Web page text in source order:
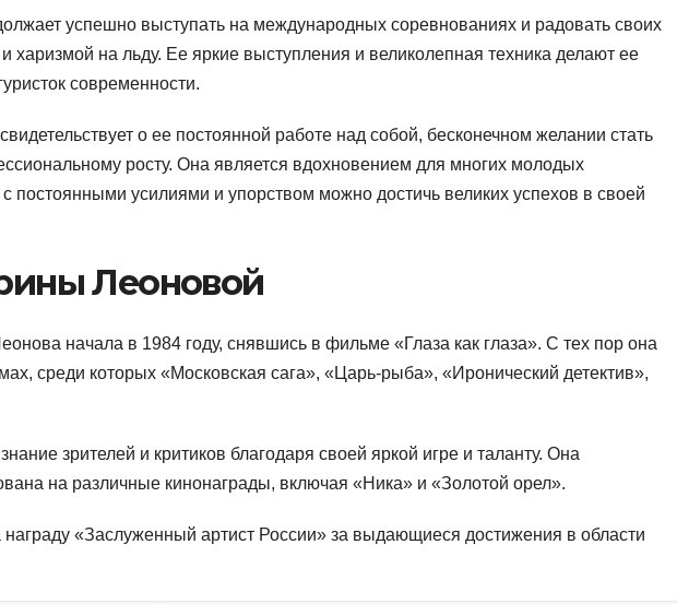
успешно выступать на международных соревнованиях и радовать своих
харизмой на льду. Ее яркие выступления и великолепная техника делают ее
современности.
о ее постоянной работе над собой, бесконечном желании стать
росту. Она является вдохновением для многих молодых
с постоянными усилиями и упорством можно достичь великих успехов в своей
Леоновой
начала в 1984 году, снявшись в фильме «Глаза как глаза». С тех пор она
среди которых «Московская сага», «Царь-рыба», «Иронический детектив»,
зрителей и критиков благодаря своей яркой игре и таланту. Она
на различные кинонаграды, включая «Ника» и «Золотой орел».
награду «Заслуженный артист России» за выдающиеся достижения в области